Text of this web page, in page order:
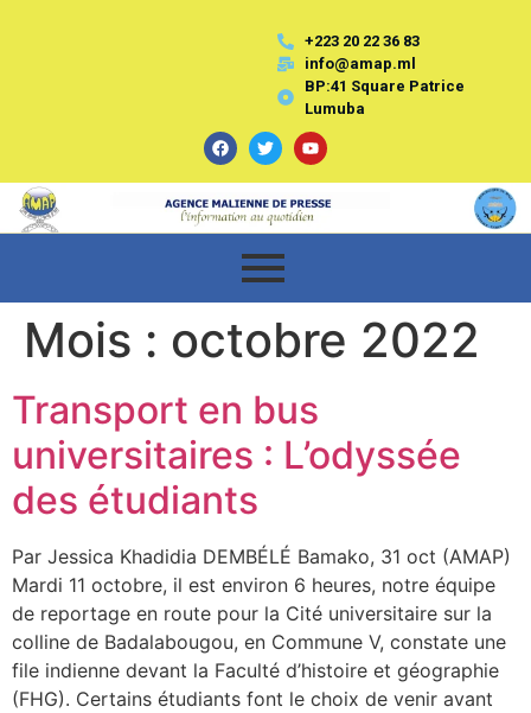
+223 20 22 36 83
info@amap.ml
BP:41 Square Patrice
Lumuba
Mois : octobre 2022
Transport en bus
universitaires : L’odyssée
des étudiants
Par Jessica Khadidia DEMBÉLÉ Bamako, 31 oct (AMAP)
Mardi 11 octobre, il est environ 6 heures, notre équipe
de reportage en route pour la Cité universitaire sur la
colline de Badalabougou, en Commune V, constate une
file indienne devant la Faculté d’histoire et géographie
(FHG). Certains étudiants font le choix de venir avant